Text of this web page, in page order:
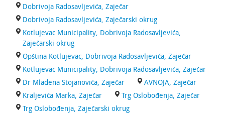
Dobrivoja Radosavljevića, Zaječar
Dobrivoja Radosavljevića, Zaječarski okrug
Kotlujevac Municipality, Dobrivoja Radosavljevića,
Zaječarski okrug
Opština Kotlujevac, Dobrivoja Radosavljevića, Zaječar
Kotlujevac Municipality, Dobrivoja Radosavljevića, Zaječar
Dr Mladena Stojanovića, Zaječar
AVNOJA, Zaječar
Kraljevića Marka, Zaječar
Trg Oslobođenja, Zaječar
Trg Oslobođenja, Zaječarski okrug